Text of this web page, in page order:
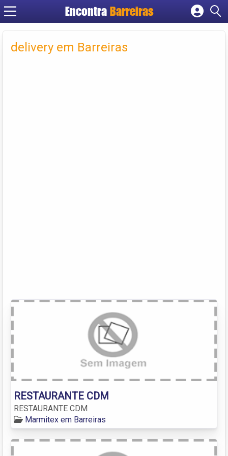
EncontraBarreiras
Cadastrar empresa
Criar conta
delivery em Barreiras
RESTAURANTE CDM
RESTAURANTE CDM
Marmitex em Barreiras